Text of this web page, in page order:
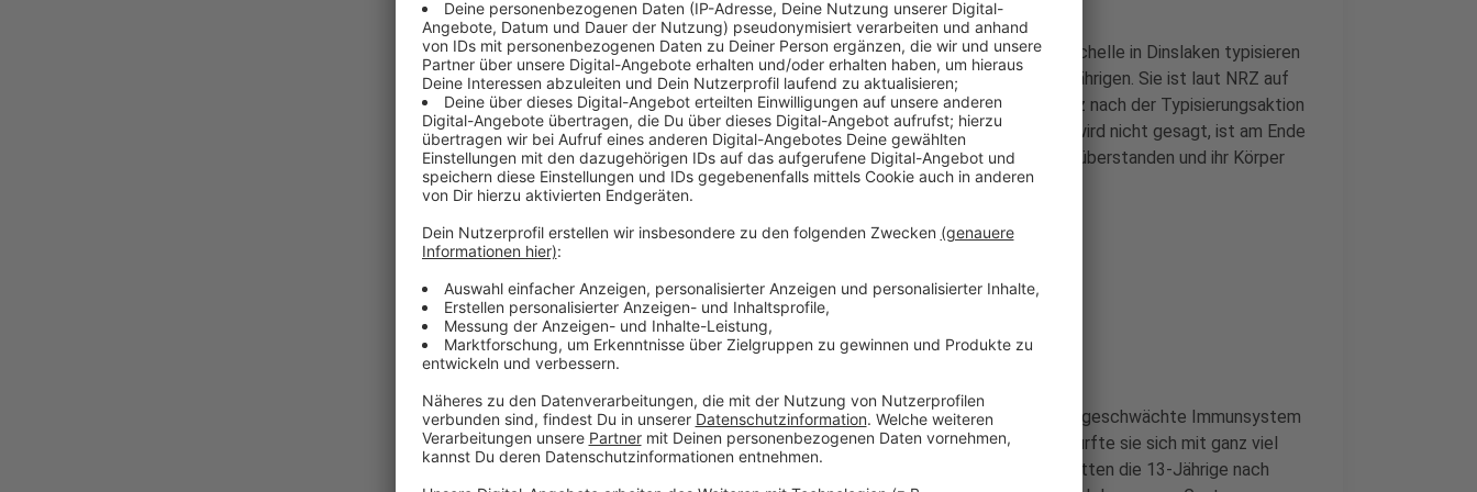
Über 330 Menschen hatten sich im Mai für die leukämiekranke Michelle in Dinslaken typisieren
lassen. Jetzt gibt es gute Nachrichten von der mittlerweile 13-Jährigen. Sie ist laut NRZ auf
dem Weg der Besserung. Vier mögliche Spender waren schon kurz nach der Typisierungsaktion
ihrer Schule festgestellt worden. Ob sie aus Dinslaken kommen, wird nicht gesagt, ist am Ende
aber auch egal. Das Wichtige: Die 13-Jährige hat den Eingriff gut überstanden und ihr Körper
hat die Spende angenommen.
Anzeige
Michelle durfte Mitschüler schon besuchen
Anzeige
Noch muss Michelle im Homeschooling unterrichtet werden. Das geschwächte Immunsystem
muss erst wieder aufgebaut werden. Aber an ihrem Geburtstag durfte sie sich mit ganz viel
Vorsicht schonmal in ihrer Klasse feiern lassen. Ihre Mitschüler hatten die 13-Jährige nach